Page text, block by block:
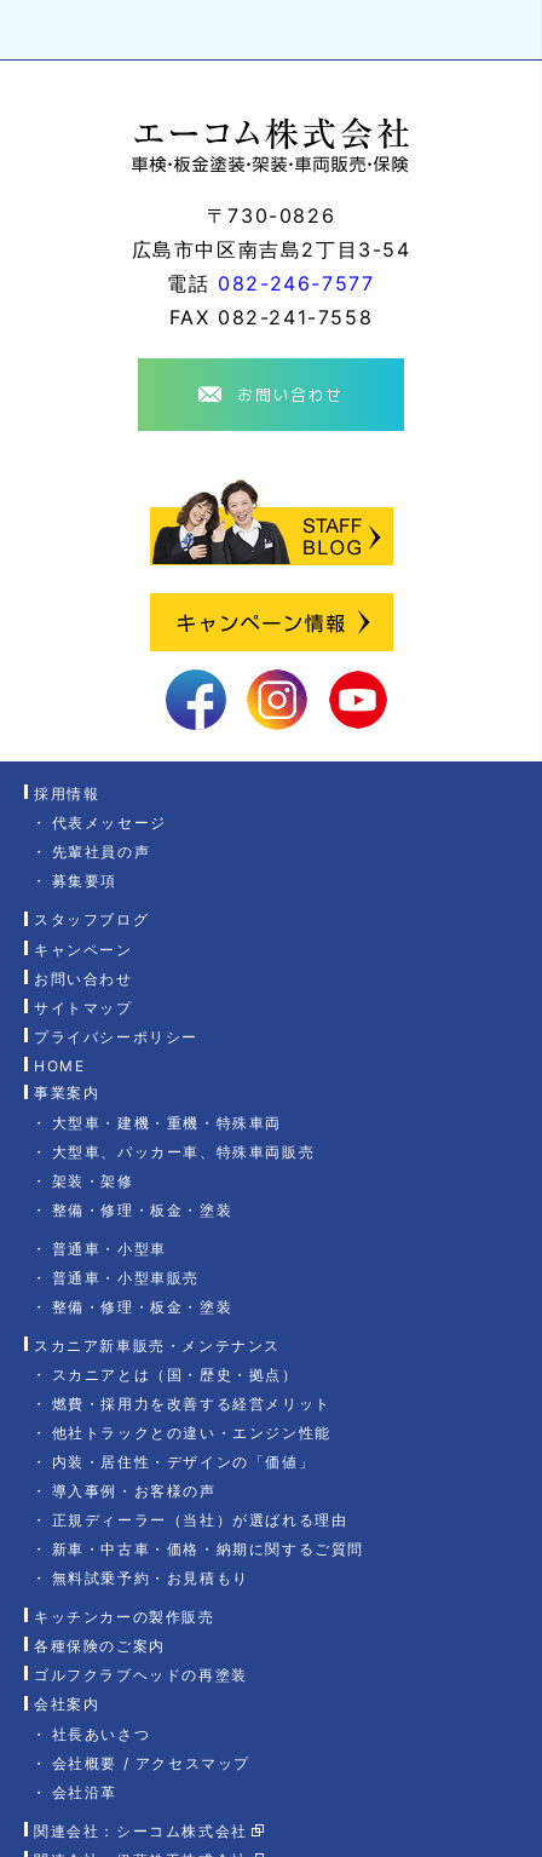
〒730-0826
広島市中区南吉島2丁目3-54
電話 082-246-7577
FAX 082-241-7558
お問い合わせ
HOME
事業案内
大型車・建機・重機・特殊車両
大型車、パッカー車、特殊車両販売
架装・架修
整備・修理・板金・塗装
普通車・小型車
普通車・小型車販売
整備・修理・板金・塗装
スカニア新車販売・メンテナンス
スカニアとは（国・歴史・拠点）
燃費・採用力を改善する経営メリット
他社トラックとの違い・エンジン性能
内装・居住性・デザインの「価値」
導入事例・お客様の声
正規ディーラー（当社）が選ばれる理由
新車・中古車・価格・納期に関するご質問
無料試乗予約・お見積もり
キッチンカーの製作販売
各種保険のご案内
ゴルフクラブヘッドの再塗装
会社案内
社長あいさつ
会社概要 / アクセスマップ
会社沿革
関連会社：シーコム株式会社
採用情報
代表メッセージ
先輩社員の声
募集要項
スタッフブログ
キャンペーン
お問い合わせ
サイトマップ
プライバシーポリシー